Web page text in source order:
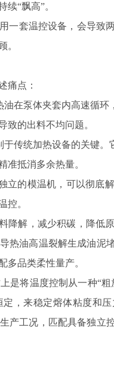
“飘高”。
一套温控设备，会导致
。
痛点：
在泵体夹套内高速循环
的出料不均问题。
传统加热设备的关键。
准抵消多余热量。
立的模温机，可以彻底
控。
解，减少积碳，降低
热油高温裂解生成油泥
多品类柔性量产。
是将温度控制从一种“
，来稳定熔体粘度和
产工况，匹配具备独立